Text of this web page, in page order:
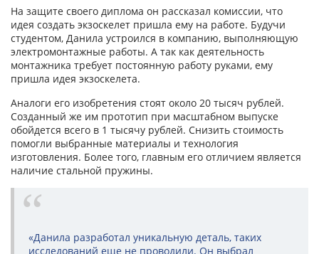
На защите своего диплома он рассказал комиссии, что
идея создать экзоскелет пришла ему на работе. Будучи
студентом, Данила устроился в компанию, выполняющую
электромонтажные работы. А так как деятельность
монтажника требует постоянную работу руками, ему
пришла идея экзоскелета.
Аналоги его изобретения стоят около 20 тысяч рублей.
Созданный же им прототип при масштабном выпуске
обойдется всего в 1 тысячу рублей. Снизить стоимость
помогли выбранные материалы и технология
изготовления. Более того, главным его отличием является
наличие стальной пружины.
«Данила разработал уникальную деталь, таких
исследований еще не проводили. Он выбрал